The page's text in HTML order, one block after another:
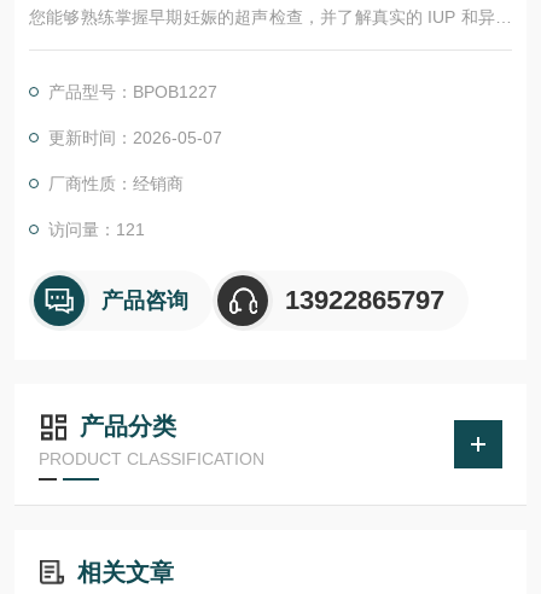
您能够熟练掌握早期妊娠的超声检查，并了解真实的 IUP 和异位
妊娠病理情况。
产品型号：BPOB1227
更新时间：2026-05-07
厂商性质：经销商
访问量：121
产品咨询 13922865797
产品分类
PRODUCT CLASSIFICATION
相关文章